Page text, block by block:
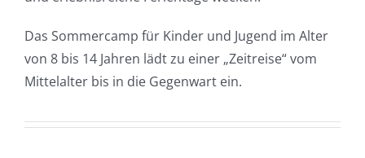
Das Sommercamp für Kinder und Jugend im Alter
von 8 bis 14 Jahren lädt zu einer „Zeitreise“ vom
Mittelalter bis in die Gegenwart ein.